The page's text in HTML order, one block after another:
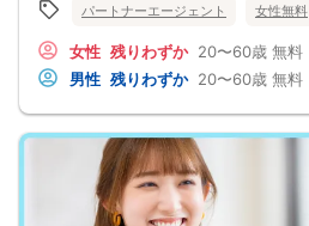
パートナーエージェント 女性無料
女性 残りわずか 20〜60歳 無料
男性 残りわずか 20〜60歳 無料